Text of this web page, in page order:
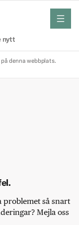
nytt
meny
denna webbplats.
så snart
Mejla oss